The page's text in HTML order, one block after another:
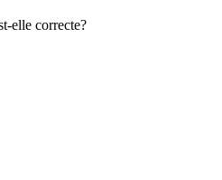
elle correcte?